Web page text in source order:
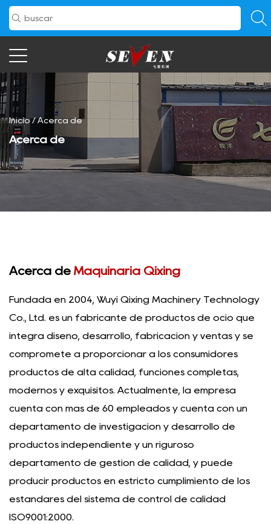
Inicio/Acerca de
Acerca de
Acerca de Maquinaria Qixing
Fundada en 2004, Wuyi Qixing Machinery Technology
Co., Ltd. es un fabricante de productos de ocio que
integra diseño, desarrollo, fabricación y ventas y se
compromete a proporcionar a los consumidores
productos de alta calidad, funciones completas,
modernos y exquisitos. Actualmente, la empresa
cuenta con más de 60 empleados y cuenta con un
departamento de investigación y desarrollo de
productos independiente y un riguroso
departamento de gestión de calidad, y puede
producir productos en estricto cumplimiento de los
estándares del sistema de control de calidad
ISO9001:2000.